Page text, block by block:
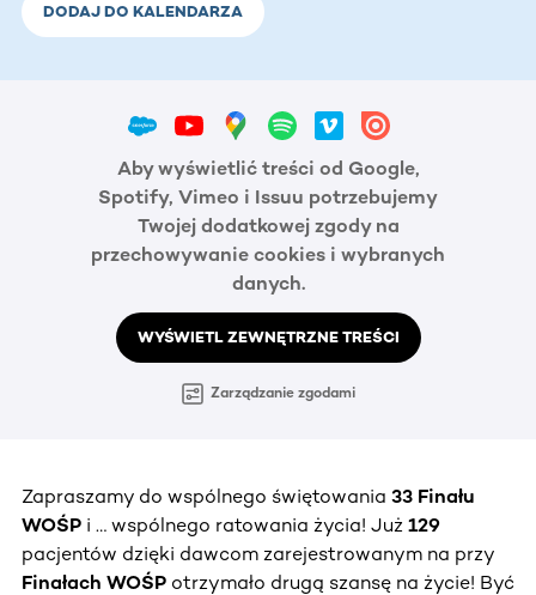
DODAJ DO KALENDARZA
Aby wyświetlić treści od Google,
Spotify, Vimeo i Issuu potrzebujemy
Twojej dodatkowej zgody na
przechowywanie cookies i wybranych
danych.
WYŚWIETL ZEWNĘTRZNE TREŚCI
Zarządzanie zgodami
Zapraszamy do wspólnego świętowania 33 Finału
WOŚP i … wspólnego ratowania życia! Już 129
pacjentów dzięki dawcom zarejestrowanym na przy
Finałach WOŚP otrzymało drugą szansę na życie! Być